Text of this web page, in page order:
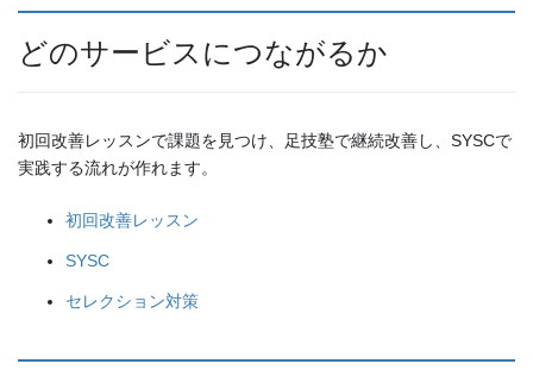
どのサービスにつながるか
初回改善レッスンで課題を見つけ、足技塾で継続改善し、SYSCで
実践する流れが作れます。
初回改善レッスン
SYSC
セレクション対策